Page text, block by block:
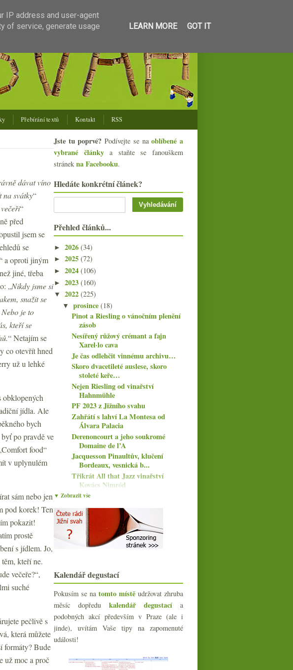
Přebírání textů Kontakt RSS
dávat víno
na svátky“
“
před
jsem se
se
a oproti jiným
jiné, třeba
„Nikdy jsme si
snažit se
je to
kteří se
“ Netajím se
co otevřít hned
už u lehké
obklopených
jídla. Ale
bych
po pravdě ve
food“
v uplynulém
sám nebo jen
pod korek! Ten
pokazit!
prostě
s jídlem. Jo,
kteří ne.
večeře?“,
suché
pečlivě s
která můžete
formáty? Bude
už moc a proč
Jste tu poprvé? Podívejte se naoblíbené a
vybrané článkya staňte se fanouškem
stránek na Facebooku.
Hledáte konkrétní článek?
Přehled článků...
► 2026 (34)
► 2025 (72)
► 2024 (106)
► 2023 (160)
▼ 2022 (225)
▼prosince(18)
Pinot a Riesling o vánočním plenění
zásob
Nesířený růžový crémant a fajn
Xarel·lo cava
Je čas odlehčit vinnému archivu…
Skoro dvacetileté auslese, skoro
stoleté keře…
Nejen Riesling od vinařství
Hahnmühle
PF 2023 z Jižního svahu
Zahřátí s lahví La Montesa od
Álvara Palacia
Derenoncourt a jeho soukromé
Domaine de l’A
Jacquesson Pinaultův, klučení
Bordeaux, vesnická b...
Třikrát All that Jazz vinařství
Kovács Nimród
Vlašákový vinný šampion ČR od
Merlot a Pinot Noir od (různých)
Springerů
Bruno Murciano a jiný pohled na
(nejen) Bobal
A recenzenti vína nebudou mít co
žrát…
Třikrát Ryzlink rýnský ze Školního
statku Mělník
Nadupaný Pinot z Dundee Hills od
čtyř grácií
Freixenet jede, Francie nepije
listopadu
října(18)
▼ Zobrazit vše
Kalendář degustací
Pokusím se na tomto místě udržovat zhruba
měsíc dopředu kalendář degustacía
podobných akcí především v Praze (ale i
jinde), uvítám Vaše tipy na zapomenuté
události!
IP address and user-agent
of service, generate usage
LEARN MORE GOT IT